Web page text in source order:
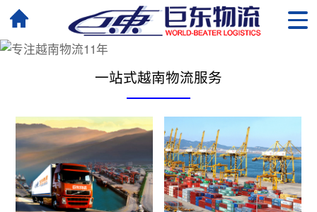
一站式越南物流服务